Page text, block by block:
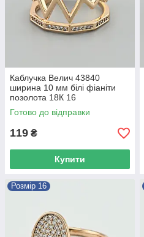
Каблучка Велич 43840
ширина 10 мм білі фіаніти
позолота 18К 16
Готово до відправки
119 ₴
Купити
Розмір 16